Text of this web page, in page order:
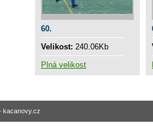
60.
Velikost: 240.06Kb
Plná velikost
kacanovy.cz